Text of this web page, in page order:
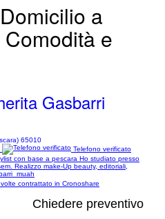
a
e
Gasbarri
65010
Telefono verificato
con base a pescara Ho studiato presso
Realizzo make-Up beauty, editoriali,
contrattato in Cronoshare
Chiedere preventivo